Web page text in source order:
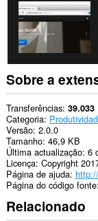
extensão
pode
aceder
aos
seus
separadores
e
à
sua
actividade
de
navegação.
Sobre a
Transferências 39.033
Categoria
Versão 2.0.0
Tamanho 46,9 KB
Última actualização 6
Licença Copyright
Página de ajuda
Página do código fonte
Relacionado